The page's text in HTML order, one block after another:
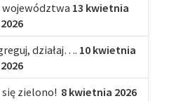
13 kwietnia
2026
działaj…. 10 kwietnia
2026
się zielono! 8 kwietnia 2026